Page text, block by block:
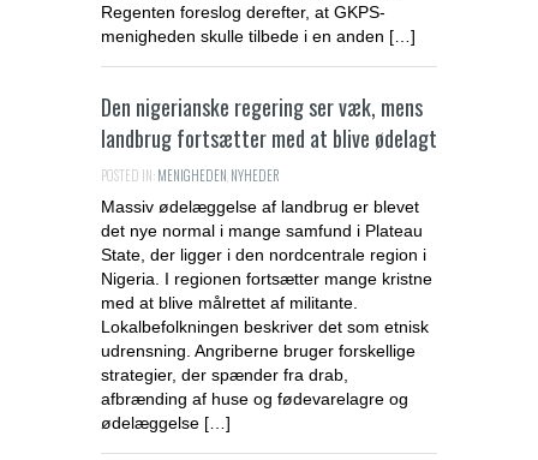
Regenten foreslog derefter, at GKPS-
menigheden skulle tilbede i en anden […]
Den nigerianske regering ser væk, mens
landbrug fortsætter med at blive ødelagt
POSTED IN:MENIGHEDEN NYHEDER
Massiv ødelæggelse af landbrug er blevet
det nye normal i mange samfund i Plateau
State, der ligger i den nordcentrale region i
Nigeria. I regionen fortsætter mange kristne
med at blive målrettet af militante.
Lokalbefolkningen beskriver det som etnisk
udrensning. Angriberne bruger forskellige
strategier, der spænder fra drab,
afbrænding af huse og fødevarelagre og
ødelæggelse […]